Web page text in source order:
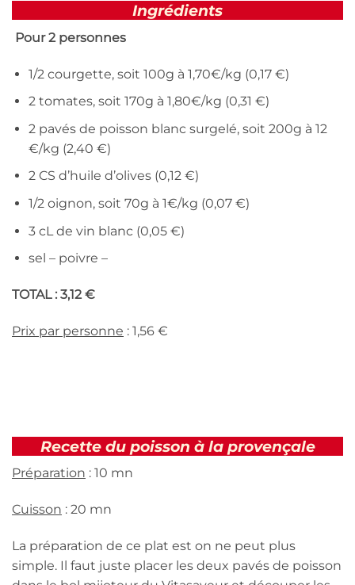
Ingrédients
Pour 2 personnes
1/2 courgette, soit 100g à 1,70€/kg (0,17 €)
2 tomates, soit 170g à 1,80€/kg (0,31 €)
2 pavés de poisson blanc surgelé, soit 200g à 12
€/kg (2,40 €)
2 CS d’huile d’olives (0,12 €)
1/2 oignon, soit 70g à 1€/kg (0,07 €)
3 cL de vin blanc (0,05 €)
sel – poivre –
TOTAL : 3,12 €
Prix par personne : 1,56 €
Recette du poisson à la provençale
Préparation : 10 mn
Cuisson : 20 mn
La préparation de ce plat est on ne peut plus
simple. Il faut juste placer les deux pavés de poisson